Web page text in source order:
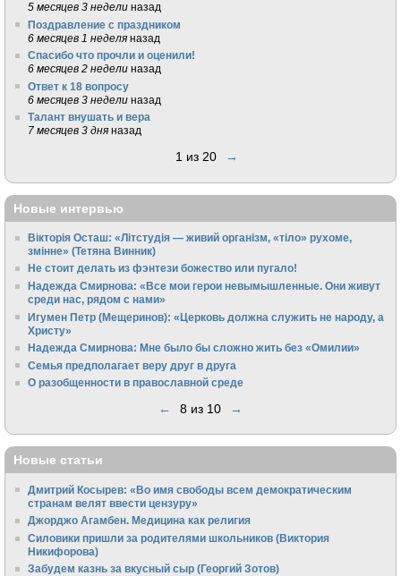
5 месяцев 3 недели назад
Поздравление с праздником
6 месяцев 1 неделя назад
Спасибо что прочли и оценили!
6 месяцев 2 недели назад
Ответ к 18 вопросу
6 месяцев 3 недели назад
Талант внушать и вера
7 месяцев 3 дня назад
1 из 20 →
Новые интервью
Вікторія Осташ: «Літстудія — живий організм, «тіло» рухоме,
змінне» (Тетяна Винник)
Не стоит делать из фэнтези божество или пугало!
Надежда Смирнова: «Все мои герои невымышленные. Они живут
среди нас, рядом с нами»
Игумен Петр (Мещеринов): «Церковь должна служить не народу, а
Христу»
Надежда Смирнова: Мне было бы сложно жить без «Омилии»
Семья предполагает веру друг в друга
О разобщенности в православной среде
← 8 из 10 →
Новые статьи
Дмитрий Косырев: «Во имя свободы всем демократическим
странам велят ввести цензуру»
Джорджо Агамбен. Медицина как религия
Силовики пришли за родителями школьников (Виктория
Никифорова)
Забудем казнь за вкусный сыр (Георгий Зотов)